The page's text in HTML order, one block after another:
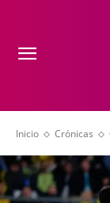
Inicio Crónicas